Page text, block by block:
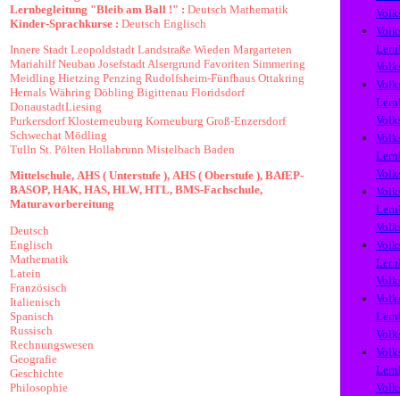
Lernbegleitung "Bleib am Ball !" : Deutsch Mathematik
Kinder-Sprachkurse : Deutsch Englisch
Innere Stadt Leopoldstadt Landstraße Wieden Margarteten
Mariahilf Neubau Josefstadt Alsergrund Favoriten Simmering
Meidling Hietzing Penzing Rudolfsheim-Fünfhaus Ottakring
Hernals Währing Döbling Bigittenau Floridsdorf
DonaustadtLiesing
Purkersdorf Klosterneuburg Korneuburg Groß-Enzersdorf
Schwechat Mödling
Tulln St. Pölten Hollabrunn Mistelbach Baden
Mittelschule, AHS ( Unterstufe ), AHS ( Oberstufe ), BAfEP-
BASOP, HAK, HAS, HLW, HTL, BMS-Fachschule,
Maturavorbereitung
Deutsch
Englisch
Mathematik
Latein
Französisch
Italienisch
Spanisch
Russisch
Rechnungswesen
Geografie
Geschichte
Philosophie
Lern
Lern